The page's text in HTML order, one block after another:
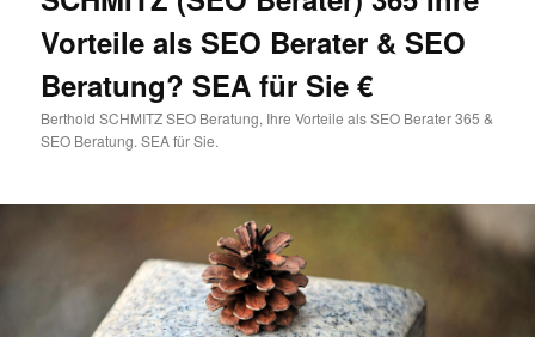
Vorteile als SEO Berater & SEO
Beratung? SEA für Sie €
Berthold SCHMITZ SEO Beratung, Ihre Vorteile als SEO Berater 365 &
SEO Beratung. SEA für Sie.